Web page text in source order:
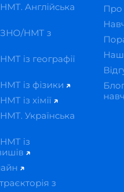
Англійська
ЗНО/НМТ з
із географії
із фізики
із хімії
Українська
із
з
Про